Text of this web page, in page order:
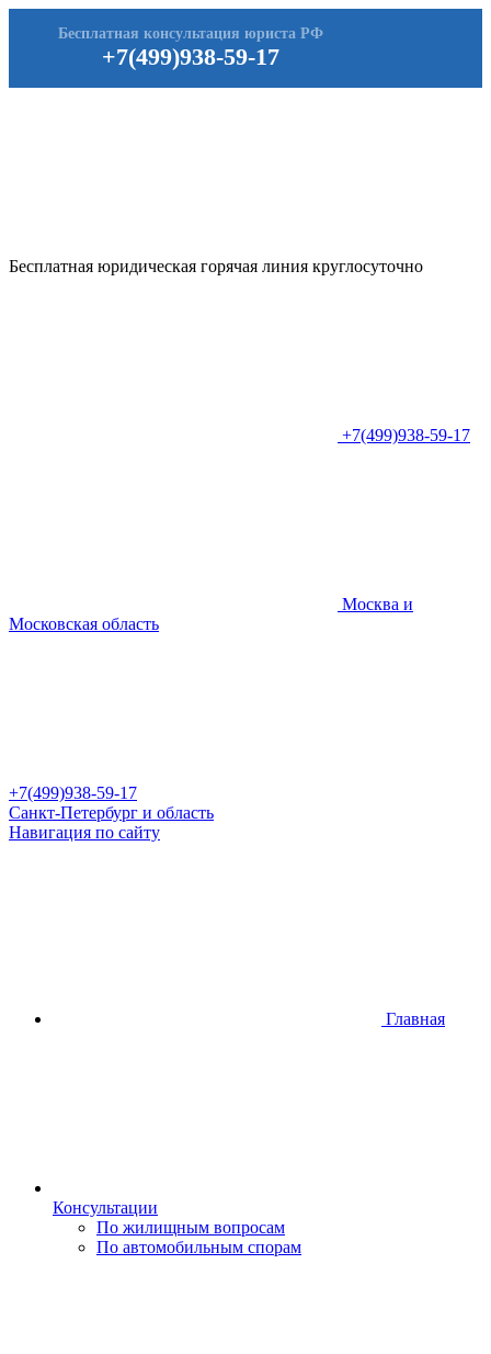
+7(499)938-59-17
Бесплатная консультация юриста РФ
Бесплатная юридическая горячая линия круглосуточно
+7(499)938-59-17
Москва и
Московская область
+7(499)938-59-17
Санкт-Петербург и область
Навигация по сайту
Главная
Консультации
По жилищным вопросам
По автомобильным спорам